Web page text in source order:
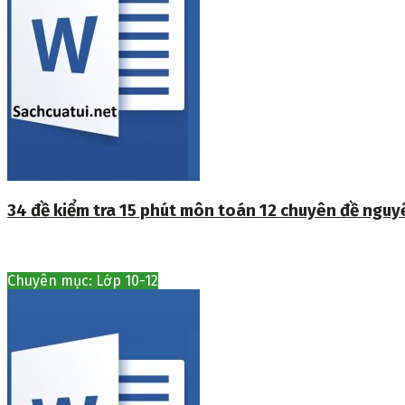
34 đề kiểm tra 15 phút môn toán 12 chuyên đề
Chuyên mục: Lớp 10-12